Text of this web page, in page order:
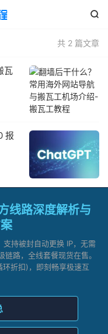

共 2 篇文章
瓦
报
线路深度解析与
持被封自动更换 IP，无需
路，全线套餐现货在售。
折扣)，即刻畅享极速互